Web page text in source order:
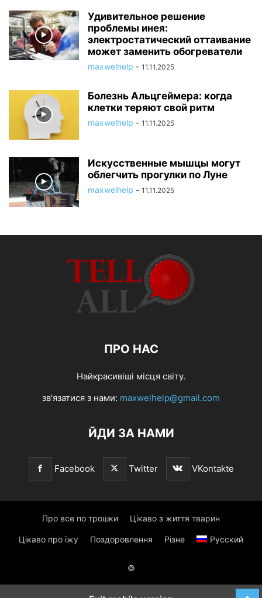
Удивительное решение
проблемы инея:
электростатический оттаивание
может заменить обогреватели
maxwelhelp - 11.11.2025
Болезнь Альцгеймера: когда
клетки теряют свой ритм
maxwelhelp - 11.11.2025
Искусственные мышцы могут
облегчить прогулки по Луне
maxwelhelp - 11.11.2025
ПРО НАС
Найкрасивіші місця світу.
зв'язатися з нами: maxwelhelp@gmail.com
ЙДИ ЗА НАМИ
Facebook Twitter VKontakte
Про все по трошки Цікаво з життя тварин
Цікаво про їжу Поздоровлення Різне Русский
©